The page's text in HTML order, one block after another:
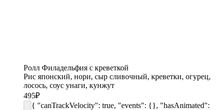
Ролл Филадельфия с креветкой
Рис японский, нори, сыр cливочный, креветки, огурец,
лосось, соус унаги, кунжут
495₽
{ "canTrackVelocity": true, "events": {}, "hasAnimated":